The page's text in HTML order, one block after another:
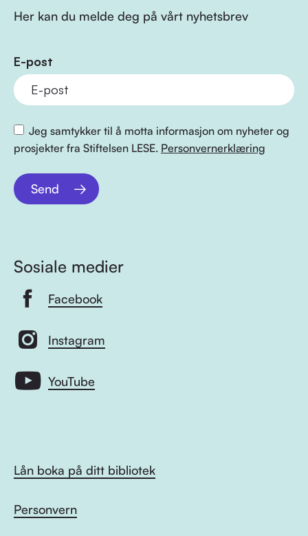
Her kan du melde deg på vårt nyhetsbrev
E-post
Jeg samtykker til å motta informasjon om nyheter og
prosjekter fra Stiftelsen LESE. Personvernerklæring
Send
Sosiale medier
Facebook
Instagram
YouTube
Lån boka på ditt bibliotek
Personvern